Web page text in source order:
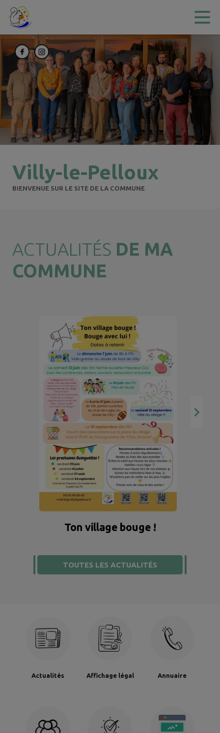
Contenu
Villy-le-Pelloux
BIENVENUE SUR LE SITE DE LA COMMUNE
ACTUALITÉS DE MA
COMMUNE
Ton village bouge !
TOUTES LES ACTUALITÉS
Actualités Affichage légal Annuaire